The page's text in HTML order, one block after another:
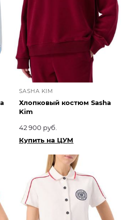
SASHA KIM
Хлопковый костюм Sasha
Kim
42 900 руб.
Купить на ЦУМ